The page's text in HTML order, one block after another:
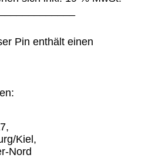
Pin enthält einen
Kiel,
Nord